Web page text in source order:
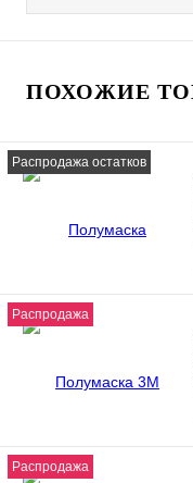
ПОХОЖИЕ
Распродажа остатков
Распродажа
Распродажа